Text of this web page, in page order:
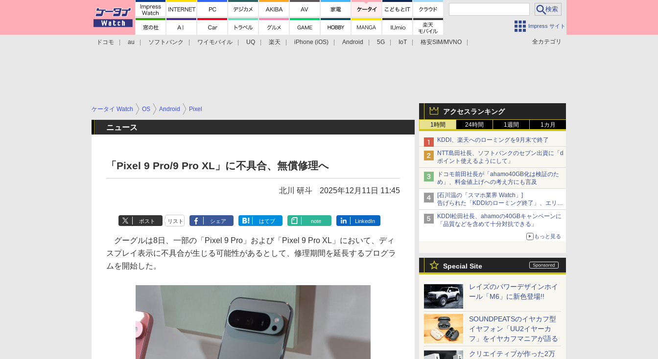
Impress サイト
全カテゴリ
ドコモ au ソフトバンク ワイモバイル UQ 楽天 iPhone (iOS) Android 5G IoT
格安SIM/MVNO
アクセスランキング
1時間 24時間 1週間 1カ月
KDDI、楽天へのローミングを9月末で終了
NTT島田社長、ソフトバンクのセブン出資に「d
ポイント使えるようにして」
ドコモ前田社長が「ahamo40GB化は検証のた
め」、料金値上げへの考え方にも言及
[石川温の「スマホ業界 Watch」]
告げられた「KDDIのローミング終了」、エリア
マップの落とし穴と楽天モバイルの課題
KDDI松田社長、ahamoの40GBキャンペーンに
「品質などを含めて十分対抗できる」
もっと見る
Special Site
レイズのパワーデザインホイ
ール「M6」に新色登場!!
SOUNDPEATSのイヤカフ型
イヤフォン「UU2イヤーカ
フ」をイヤカフマニアが語る
クリエイティブが作った2万
ケータイ Watch OS Android Pixel
ニュース
「Pixel 9 Pro/9 Pro XL」に不具合、無償修理へ
北川 研斗 2025年12月11日 11:45
ポスト リスト シェア はてブ note LinkedIn
グーグルは8日、一部の「Pixel 9 Pro」および「Pixel 9 Pro XL」において、ディ
スプレイ表示に不具合が生じる可能性があるとして、修理期間を延長するプログラ
ムを開始した。